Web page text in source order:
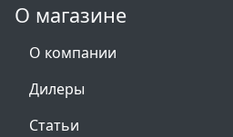
О магазине
О компании
Дилеры
Статьи